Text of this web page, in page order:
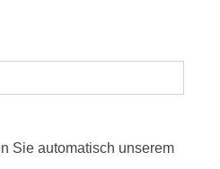
Sie automatisch unserem